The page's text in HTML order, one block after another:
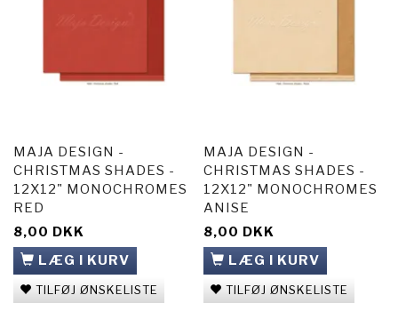
MAJA DESIGN -
CHRISTMAS SHADES -
12X12" MONOCHROMES
RED
8,00 DKK
LÆG I KURV
TILFØJ ØNSKELISTE
MAJA DESIGN -
CHRISTMAS SHADES -
12X12" MONOCHROMES
ANISE
8,00 DKK
LÆG I KURV
TILFØJ ØNSKELISTE